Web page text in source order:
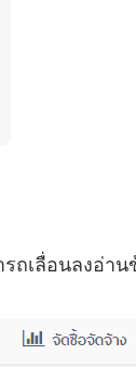
ถเลื่อนลงอ่าน